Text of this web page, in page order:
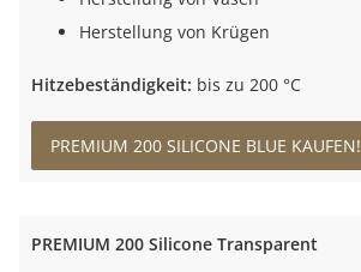
Herstellung von Krügen
Hitzebeständigkeit: bis zu 200 °C
PREMIUM 200 SILICONE BLUE KAUFEN!
PREMIUM 200 Silicone Transparent